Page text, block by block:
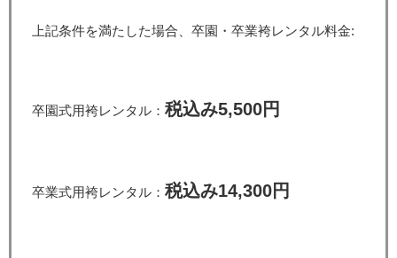
上記条件を満たした場合、卒園・卒業袴レンタル料金:
卒園式用袴レンタル： 税込み5,500円
卒業式用袴レンタル： 税込み14,300円